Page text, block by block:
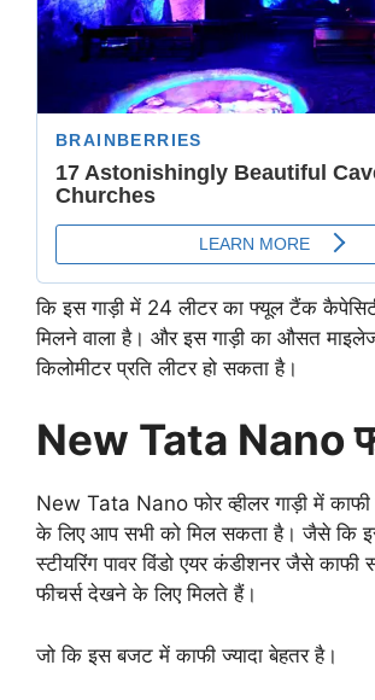
कि इस गाड़ी में 24 लीटर का फ्यूल टैंक
मिलने वाला है। और इस गाड़ी का औसत
किलोमीटर प्रति लीटर हो सकता है।
New Tata Nano
New Tata Nano फोर व्हीलर गाड़ी में
के लिए आप सभी को मिल सकता है। जैसे कि इस
स्टीयरिंग पावर विंडो एयर कंडीशनर जैसे
फीचर्स देखने के लिए मिलते हैं।
जो कि इस बजट में काफी ज्यादा बेहतर है।